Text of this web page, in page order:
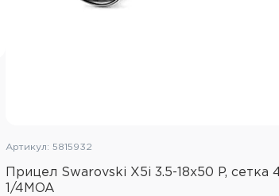
Масса: 765г
Артикул: 5815932
Прицел Swarovski X5i 3.5-18x50 P, сетка
1/4MOA